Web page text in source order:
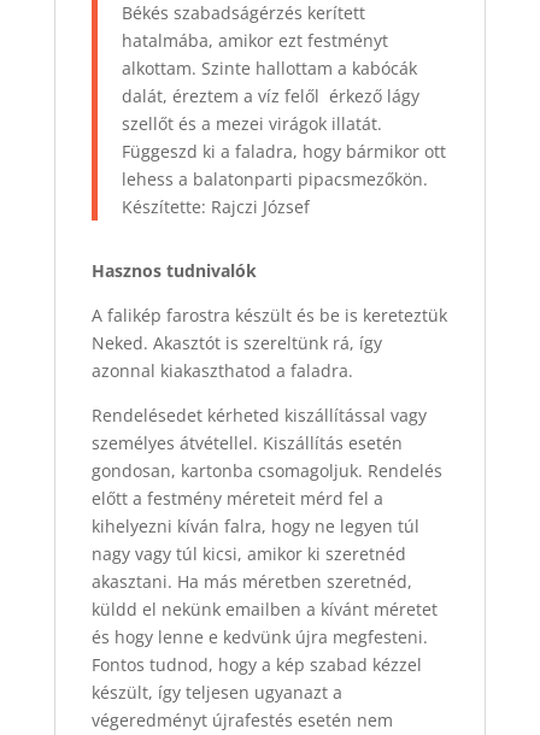
Békés szabadságérzés kerített
hatalmába, amikor ezt festményt
alkottam. Szinte hallottam a kabócák
dalát, éreztem a víz felől érkező lágy
szellőt és a mezei virágok illatát.
Függeszd ki a faladra, hogy bármikor ott
lehess a balatonparti pipacsmezőkön.
Készítette: Rajczi József
Hasznos tudnivalók
A falikép farostra készült és be is kereteztük
Neked. Akasztót is szereltünk rá, így
azonnal kiakaszthatod a faladra.
Rendelésedet kérheted kiszállítással vagy
személyes átvétellel. Kiszállítás esetén
gondosan, kartonba csomagoljuk. Rendelés
előtt a festmény méreteit mérd fel a
kihelyezni kíván falra, hogy ne legyen túl
nagy vagy túl kicsi, amikor ki szeretnéd
akasztani. Ha más méretben szeretnéd,
küldd el nekünk emailben a kívánt méretet
és hogy lenne e kedvünk újra megfesteni.
Fontos tudnod, hogy a kép szabad kézzel
készült, így teljesen ugyanazt a
végeredményt újrafestés esetén nem